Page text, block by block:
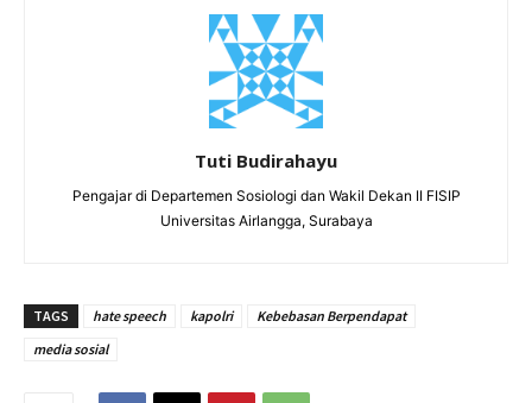
Tuti Budirahayu
Pengajar di Departemen Sosiologi dan Wakil Dekan II FISIP
Universitas Airlangga, Surabaya
TAGS hate speech kapolri
Kebebasan Berpendapat
media sosial